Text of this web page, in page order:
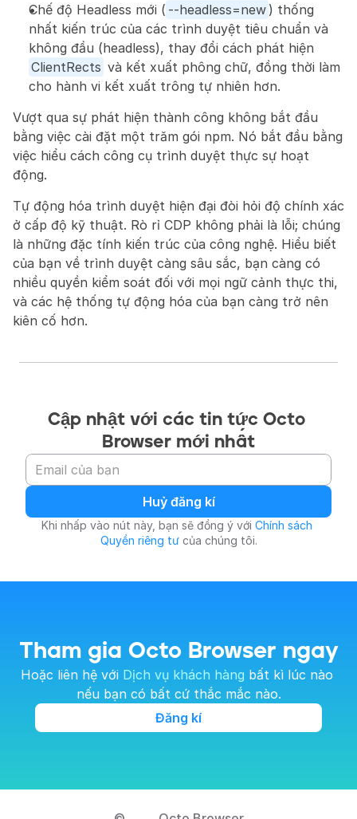
Chế độ Headless mới ( --headless=new ) thống
nhất kiến trúc của các trình duyệt tiêu chuẩn và
ClientRects và kết xuất phông chữ, đồng thời làm
cho hành vi kết xuất trông tự nhiên hơn.
Vượt qua sự phát hiện thành công không bắt đầu
bằng việc cài đặt một trăm gói npm. Nó bắt đầu bằng
việc hiểu cách công cụ trình duyệt thực sự hoạt
động.
Tự động hóa trình duyệt hiện đại đòi hỏi độ chính xác
ở cấp độ kỹ thuật. Rò rỉ CDP không phải là lỗi; chúng
là những đặc tính kiến trúc của công nghệ. Hiểu biết
của bạn về trình duyệt càng sâu sắc, bạn càng có
nhiều quyền kiểm soát đối với mọi ngữ cảnh thực thi,
và các hệ thống tự động hóa của bạn càng trở nên
kiên cố hơn.
Cập nhật với các tin tức Octo
Browser mới nhất
Huỷ đăng kí
Khi nhấp vào nút này, bạn sẽ đồng ý với Chính sách
Quyền riêng tư của chúng tôi.
Tham gia Octo Browser ngay
Hoặc liên hệ với Dịch vụ khách hàng bất kì lúc nào
nếu bạn có bất cứ thắc mắc nào.
Đăng kí